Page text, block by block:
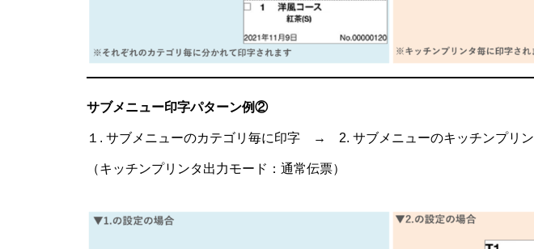
サブメニュー印字パターン例②
１. サブメニューのカテゴリ毎に印字 → 2. サブメニューのキッチンプリ
（キッチンプリンタ出力モード：通常伝票）